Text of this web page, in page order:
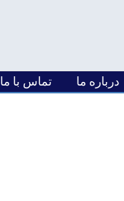
درباره ما تماس با ما